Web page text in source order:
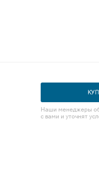
Наши менеджеры
с вами и уточнят